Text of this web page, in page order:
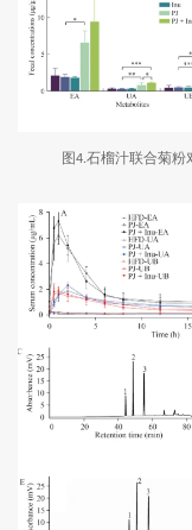
图4.石榴汁联合菊粉